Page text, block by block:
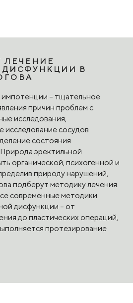
ЛЕЧЕНИЕ
В
импотенции – тщательное
причин проблем с
исследования,
исследование сосудов
состояния
эректильной
органической, психогенной и
природу нарушений,
подберут методику лечения.
современные методики
дисфункции – от
до пластических операций,
протезирование